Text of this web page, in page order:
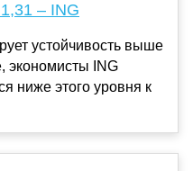
– ING
устойчивость выше
экономисты ING
ниже этого уровня к